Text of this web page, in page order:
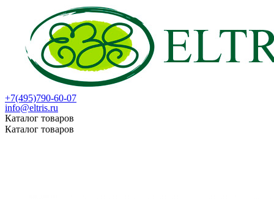
+7(495)790-60-07
info@eltris.ru
Каталог товаров
Каталог товаров